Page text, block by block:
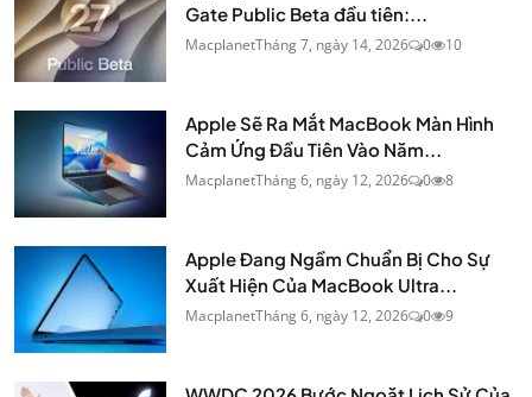
Gate Public Beta đầu tiên:...
MacplanetTháng 7, ngày 14, 2026 0 10
Apple Sẽ Ra Mắt MacBook Màn Hình
Cảm Ứng Đầu Tiên Vào Năm...
MacplanetTháng 6, ngày 12, 2026 0 8
Apple Đang Ngầm Chuẩn Bị Cho Sự
Xuất Hiện Của MacBook Ultra...
MacplanetTháng 6, ngày 12, 2026 0 9